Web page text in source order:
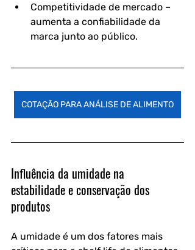
Competitividade de mercado –
aumenta a confiabilidade da
marca junto ao público.
COTAÇÃO PARA ANÁLISE DE ALIMENTO
Influência da umidade na
estabilidade e conservação dos
produtos
A umidade é um dos fatores mais